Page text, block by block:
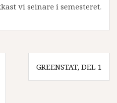
vi seinare i semesteret.
GREENSTAT, DEL 1